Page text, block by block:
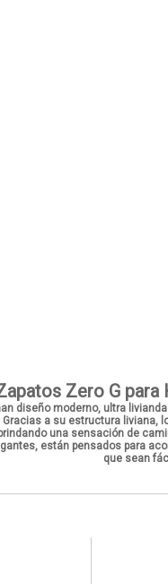
Zero G para
diseño moderno, ultra
a su estructura liviana,
una sensación de
están pensados para
que sean